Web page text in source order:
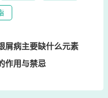
屑病主要缺什么元素
作用与禁忌